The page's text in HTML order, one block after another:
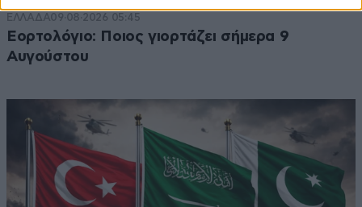
ΕΛΛΑΔΑ09·08·2026 05:45
Εορτολόγιο: Ποιος γιορτάζει σήμερα 9
Αυγούστου